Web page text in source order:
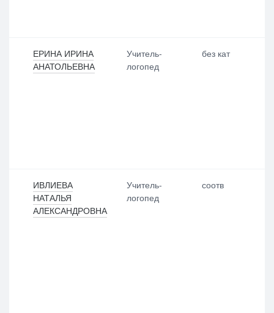
ЕРИНА ИРИНА
АНАТОЛЬЕВНА
Учитель-
логопед
без кат
ИВЛИЕВА
НАТАЛЬЯ
АЛЕКСАНДРОВНА
Учитель-
логопед
соотв